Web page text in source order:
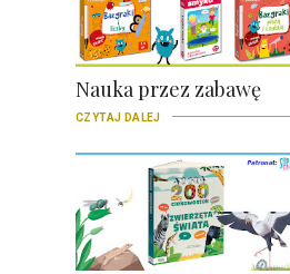
Nauka przez zabawę
CZYTAJ DALEJ